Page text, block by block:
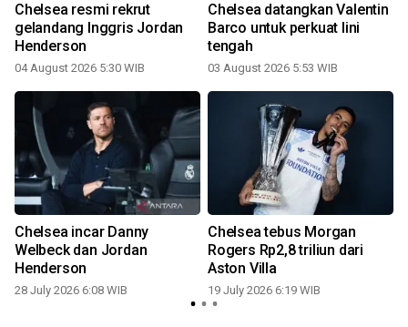
Chelsea resmi rekrut
gelandang Inggris Jordan
Henderson
04 August 2026 5:30 WIB
Chelsea datangkan Valentin
Barco untuk perkuat lini
tengah
03 August 2026 5:53 WIB
Chelsea incar Danny
Welbeck dan Jordan
Henderson
28 July 2026 6:08 WIB
Chelsea tebus Morgan
Rogers Rp2,8 triliun dari
Aston Villa
19 July 2026 6:19 WIB